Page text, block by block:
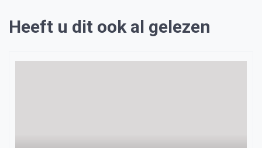
Heeft u dit ook al gelezen